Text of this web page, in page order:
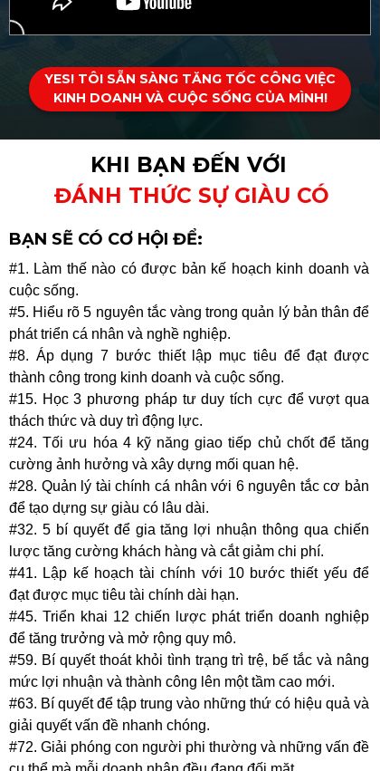
YES! TÔI SẴN SÀNG TĂNG TỐC CÔNG VIỆC
KINH DOANH VÀ CUỘC SỐNG CỦA MÌNH!
KHI BẠN ĐẾN VỚI
ĐÁNH THỨC SỰ GIÀU CÓ
#1. Làm thế nào có được bản kế hoạch kinh doanh và
cuộc sống.
#5. Hiểu rõ 5 nguyên tắc vàng trong quản lý bản thân để
phát triển cá nhân và nghề nghiệp.
#8. Áp dụng 7 bước thiết lập mục tiêu để đạt được
thành công trong kinh doanh và cuộc sống.
#15. Học 3 phương pháp tư duy tích cực để vượt qua
thách thức và duy trì động lực.
#24. Tối ưu hóa 4 kỹ năng giao tiếp chủ chốt để tăng
cường ảnh hưởng và xây dựng mối quan hệ.
#28. Quản lý tài chính cá nhân với 6 nguyên tắc cơ bản
để tạo dựng sự giàu có lâu dài.
#32. 5 bí quyết để gia tăng lợi nhuận thông qua chiến
lược tăng cường khách hàng và cắt giảm chi phí.
#41. Lập kế hoạch tài chính với 10 bước thiết yếu để
đạt được mục tiêu tài chính dài hạn.
#45. Triển khai 12 chiến lược phát triển doanh nghiệp
để tăng trưởng và mở rộng quy mô.
#59. Bí quyết thoát khỏi tình trạng trì trệ, bế tắc và nâng
mức lợi nhuận và thành công lên một tầm cao mới.
#63. Bí quyết để tập trung vào những thứ có hiệu quả và
giải quyết vấn đề nhanh chóng.
#72. Giải phóng con người phi thường và những vấn đề
BẠN SẼ CÓ CƠ HỘI ĐỂ: